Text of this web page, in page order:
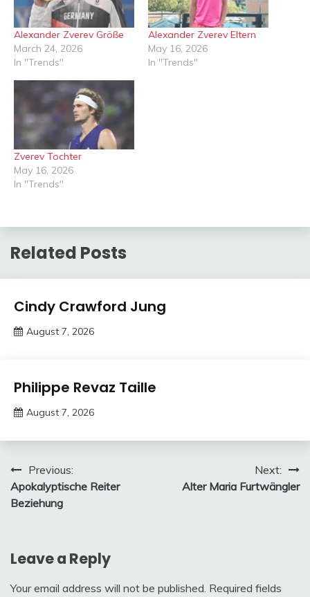
Alexander Zverev Größe
March 24, 2026
In "Trends"
Alexander Zverev Eltern
May 16, 2026
In "Trends"
Zverev Tochter
May 16, 2026
In "Trends"
Related Posts
Trends
Cindy Crawford Jung
August 7, 2026
Trends
Philippe Revaz Taille
August 7, 2026
Meme
Post
navigation
Previous:
Apokalyptische Reiter
Beziehung
Next:
Alter Maria Furtwängler
Leave a Reply
Your email address will not be published. Required fields